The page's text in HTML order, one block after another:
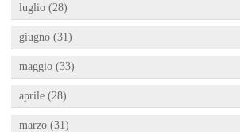
luglio (28)
giugno (31)
maggio (33)
aprile (28)
marzo (31)